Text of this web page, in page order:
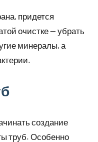
придется
очистке — убрать
минералы, а
создание
труб. Особенно